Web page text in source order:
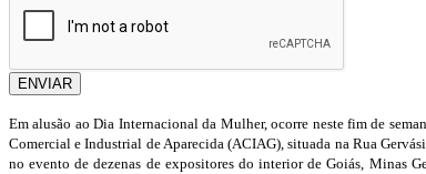
ENVIAR
Em alusão ao Dia Internacional da Mulher, ocorre neste fim de
Comercial e Industrial de Aparecida (ACIAG), situada na Rua
no evento de dezenas de expositores do interior de Goiás, Minas